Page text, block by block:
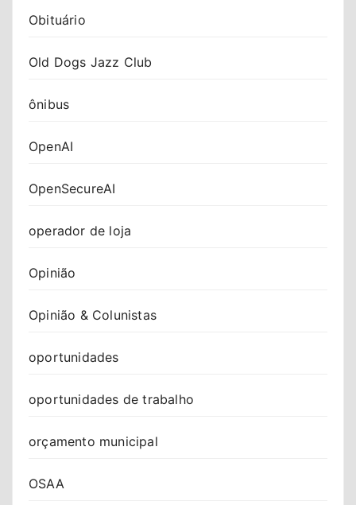
Obituário
Old Dogs Jazz Club
ônibus
OpenAI
OpenSecureAI
operador de loja
Opinião
Opinião & Colunistas
oportunidades
oportunidades de trabalho
orçamento municipal
OSAA